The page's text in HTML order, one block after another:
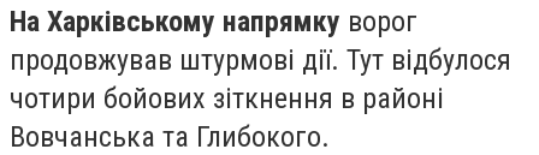
На Харківському напрямку ворог
продовжував штурмові дії. Тут відбулося
чотири бойових зіткнення в районі
Вовчанська та Глибокого.